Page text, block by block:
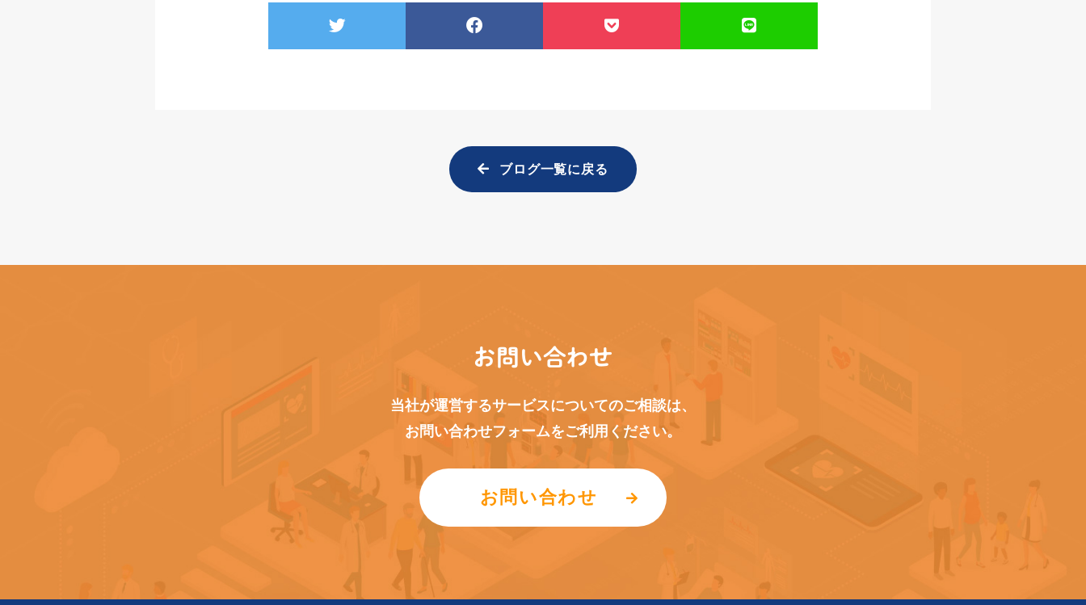
ブログ一覧に戻る
お問い合わせ
当社が運営するサービスについてのご相談は、
お問い合わせフォームをご利用ください。
お問い合わせ